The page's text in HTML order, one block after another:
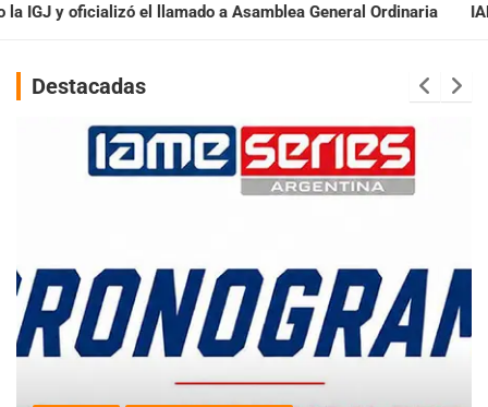
General Ordinaria IAME SERIES ARGENTINA: Baradero
Destacadas